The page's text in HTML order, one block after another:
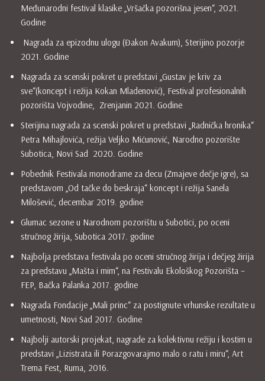
Međunarodni festival klasike „Vršačka pozorišna jesen“, 2021.
Godine
Nagrada za epizodnu ulogu (Đakon Avakum), Sterijino pozorje
2021. Godine
Nagrada za scenski pokret u predstavi „Gustav je kriv za
sve“(koncept i režija Kokan Mladenović), Festival profesionalnih
pozorišta Vojvodine, Zrenjanin 2021. Godine
Sterijina nagrada za scenski pokret u predstavi „Radnička hronika“
Petra Mihajlovića, režija Veljko Mićunović, Narodno pozorište
Subotica, Novi Sad 2020. Godine
Pobednik Festivala monodrame za decu (Zmajeve dečje igre), sa
predstavom „Od tačke do beskraja“ koncept i režija Sanela
Milošević, decembar 2019. godine
Glumac sezone u Narodnom pozorištu u Subotici, po oceni
stručnog žirija, Subotica 2017. godine
Najbolja predstava festivala po oceni stručnog žirija i dečjeg žirija
za predstavu „Mašta i mim“, na Festivalu Ekološkog Pozorišta –
FEP, Bačka Palanka 2017. godine
Nagrada Fondacije „Mali princ“ za postignute vrhunske rezultate u
umetnosti, Novi Sad 2017. Godine
Najbolji autorski projekat, nagrade za kolektivnu režiju i kostim u
predstavi „Lizistrata ili Porazgovarajmo malo o ratu i miru“, Art
Trema Fest, Ruma, 2016.